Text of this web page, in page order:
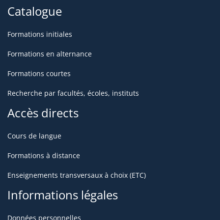
Catalogue
Formations initiales
Formations en alternance
Formations courtes
Recherche par facultés, écoles, instituts
Accès directs
Cours de langue
Formations à distance
Enseignements transversaux à choix (ETC)
Informations légales
Données personnelles